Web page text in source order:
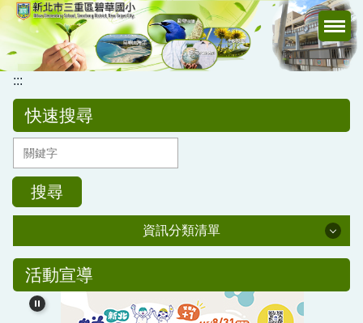
跳
到
主
要
區
:::
快速搜尋
搜尋
資訊分類清單
公務專區
校務行政
活動宣導